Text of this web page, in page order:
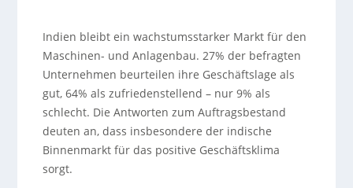
Indien bleibt ein wachstumsstarker Markt für den
Maschinen- und Anlagenbau. 27% der befragten
Unternehmen beurteilen ihre Geschäftslage als
gut, 64% als zufriedenstellend – nur 9% als
schlecht. Die Antworten zum Auftragsbestand
deuten an, dass insbesondere der indische
Binnenmarkt für das positive Geschäftsklima
sorgt.